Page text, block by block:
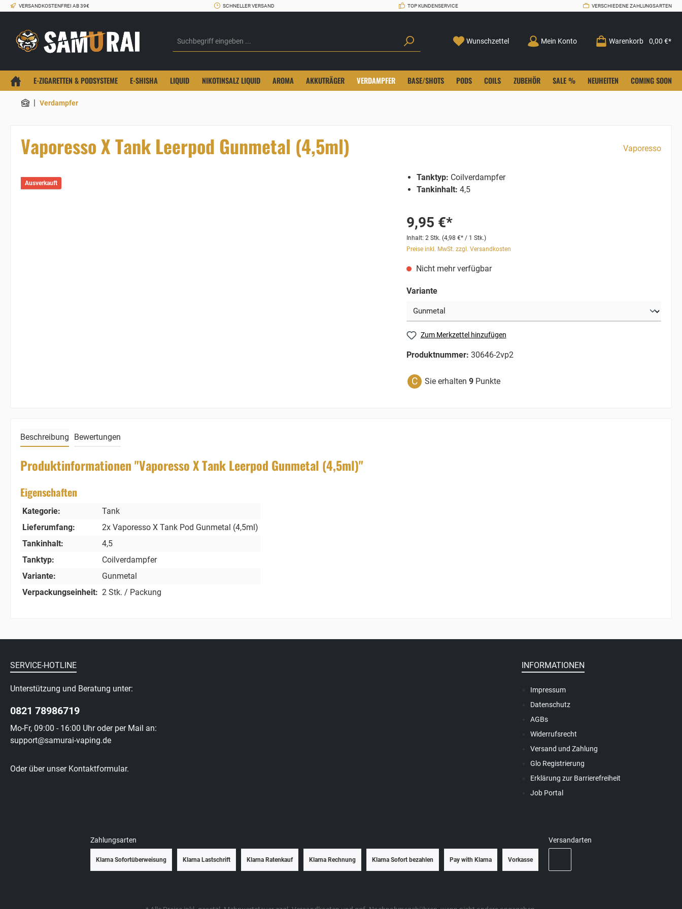
VERSANDKOSTENFREI AB 39€ SCHNELLER VERSAND TOP KUNDENSERVICE VERSCHIEDENE ZAHLUNGSARTEN
Wunschzettel Mein Konto Warenkorb 0,00 €*
E-ZIGARETTEN & PODSYSTEME E-SHISHA LIQUID NIKOTINSALZ LIQUID AROMA AKKUTRÄGER VERDAMPFER BASE/SHOTS PODS COILS ZUBEHÖR SALE % NEUHEITEN COMING SOON
| Verdampfer
Vaporesso X Tank Leerpod Gunmetal (4,5ml) Vaporesso
Ausverkauft
Tanktyp: Coilverdampfer
Tankinhalt: 4,5
9,95 €*
Inhalt: 2 Stk. (4,98 €* / 1 Stk.)
Preise inkl. MwSt. zzgl. Versandkosten
Nicht mehr verfügbar
Variante
Zum Merkzettel hinzufügen
Produktnummer: 30646-2vp2
C Sie erhalten 9 Punkte
Beschreibung Bewertungen
Produktinformationen "Vaporesso X Tank Leerpod Gunmetal (4,5ml)"
Eigenschaften
Kategorie:
Tank
Lieferumfang:
2x Vaporesso X Tank Pod Gunmetal (4,5ml)
Tankinhalt:
4,5
Tanktyp:
Coilverdampfer
Variante:
Gunmetal
Verpackungseinheit: 2 Stk. / Packung
SERVICE-HOTLINE
Unterstützung und Beratung unter:
0821 78986719
Mo-Fr, 09:00 - 16:00 Uhr oder per Mail an:
support@samurai-vaping.de
Oder über unser Kontaktformular.
INFORMATIONEN
Impressum
Datenschutz
AGBs
Widerrufsrecht
Versand und Zahlung
Glo Registrierung
Erklärung zur Barrierefreiheit
Job Portal
Zahlungsarten
Klarna Sofortüberweisung Klarna Lastschrift Klarna Ratenkauf Klarna Rechnung Klarna Sofort bezahlen Pay with Klarna Vorkasse
Versandarten